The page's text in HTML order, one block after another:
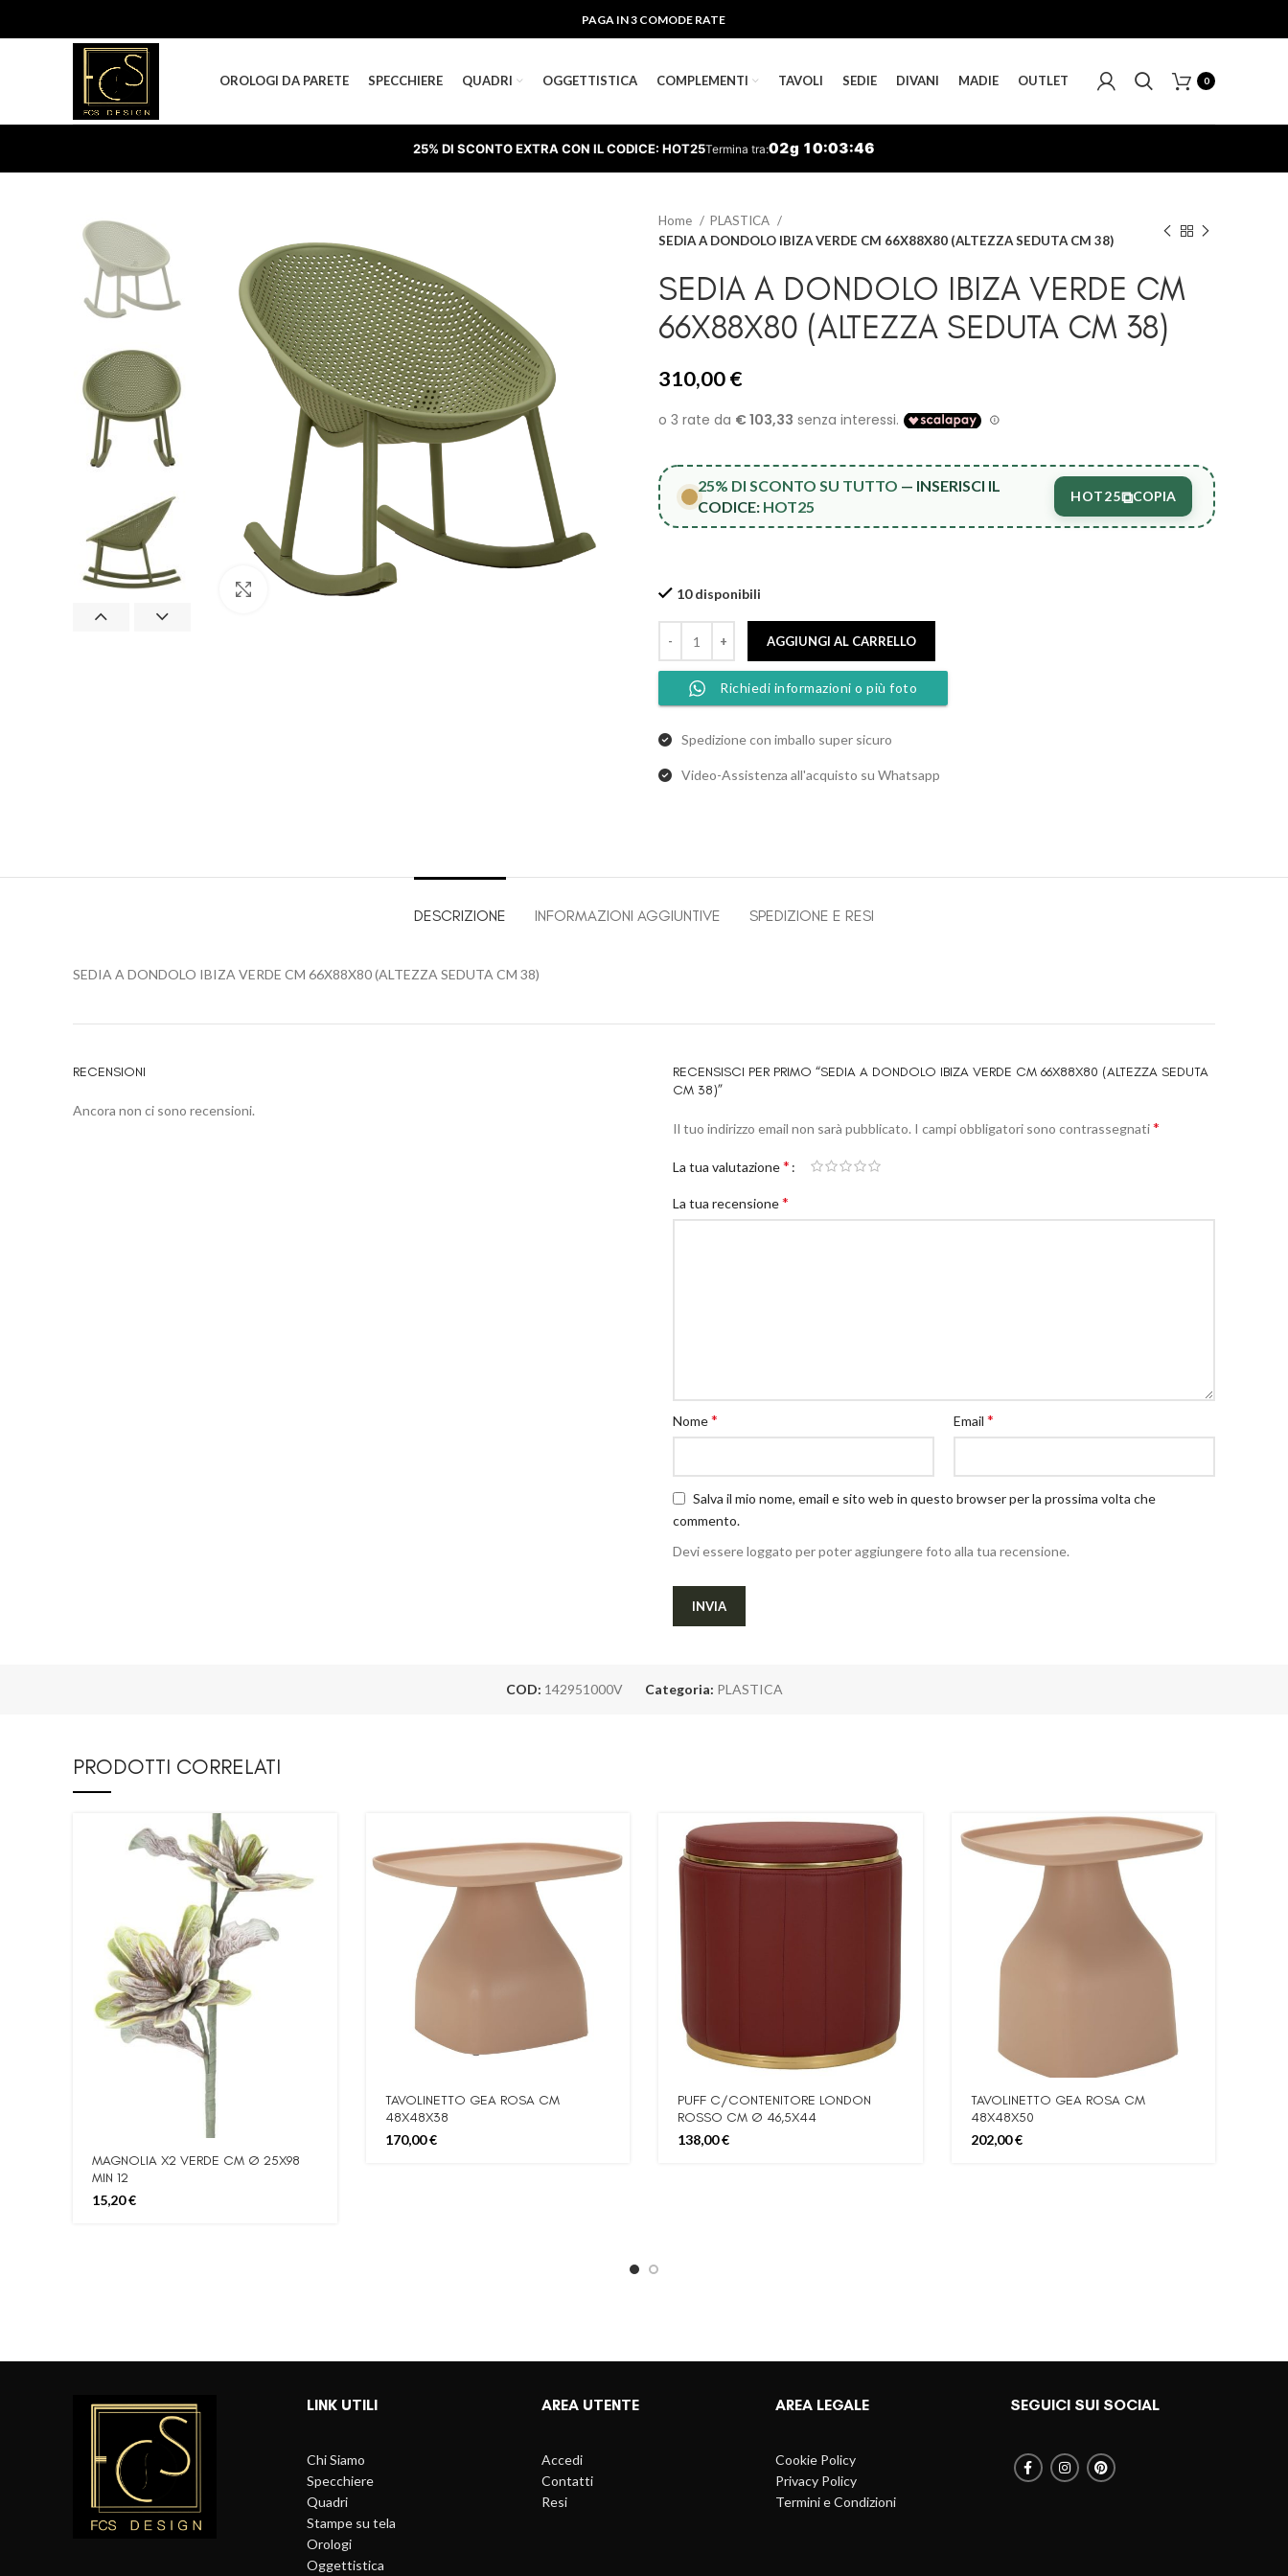
PAGA IN 3 COMODE RATE
OROLOGI DA PARETE SPECCHIERE QUADRI OGGETTISTICA COMPLEMENTI TAVOLI SEDIE DIVANI MADIE OUTLET 0
25% DI SCONTO EXTRA CON IL CODICE: HOT25Termina tra:02g 10:03:46
Clicca per ingrandire
Home
PLASTICA
SEDIA A DONDOLO IBIZA VERDE CM 66X88X80 (ALTEZZA SEDUTA CM 38)
SEDIA A DONDOLO IBIZA VERDE CM
66X88X80 (ALTEZZA SEDUTA CM 38)
310,00€
25% DI SCONTO SU TUTTO — INSERISCI IL
CODICE: HOT25
HOT25⧉COPIA
10 disponibili
AGGIUNGI AL CARRELLO
Richiedi informazioni o più foto
Spedizione con imballo super sicuro
Video-Assistenza all'acquisto su Whatsapp
DESCRIZIONE INFORMAZIONI AGGIUNTIVE SPEDIZIONE E RESI
SEDIA A DONDOLO IBIZA VERDE CM 66X88X80 (ALTEZZA SEDUTA CM 38)
RECENSIONI
Ancora non ci sono recensioni.
RECENSISCI PER PRIMO “SEDIA A DONDOLO IBIZA VERDE CM 66X88X80 (ALTEZZA SEDUTA
CM 38)”
Il tuo indirizzo email non sarà pubblicato. I campi obbligatori sono contrassegnati*
La tua valutazione*
La tua recensione*
Nome* Email *
Salva il mio nome, email e sito web in questo browser per la prossima volta che
commento.
Devi essere loggato per poter aggiungere foto alla tua recensione.
COD: 142951000V Categoria: PLASTICA
PRODOTTI CORRELATI
MAGNOLIA X2 VERDE CM Ø 25X98
MIN 12
15,20€
TAVOLINETTO GEA ROSA CM
48X48X38
170,00€
PUFF C/CONTENITORE LONDON
ROSSO CM Ø 46,5X44
138,00€
TAVOLINETTO GEA ROSA CM
48X48X50
202,00€
LINK UTILI
Chi Siamo
Specchiere
Quadri
Stampe su tela
Orologi
Oggettistica
AREA UTENTE
Accedi
Contatti
Resi
AREA LEGALE
Cookie Policy
Privacy Policy
Termini e Condizioni
SEGUICI SUI SOCIAL